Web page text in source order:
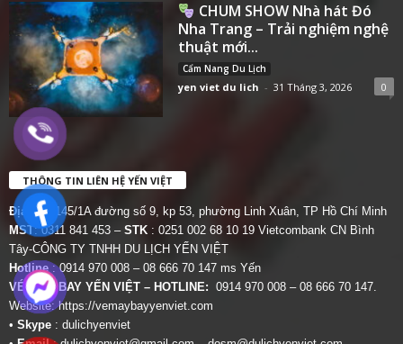
CHUM SHOW Nhà hát Đó
Nha Trang – Trải nghiệm nghệ
thuật mới...
Cẩm Nang Du Lịch
yen viet du lich - 31 Tháng 3, 2026 0
THÔNG TIN LIÊN HỆ YẾN VIỆT
Địa chỉ:
145/1A đường số 9, kp 53, phường Linh Xuân, TP Hồ Chí Minh
MST: 0311 841 453 – STK : 0251 002 68 10 19 Vietcombank CN Bình
Tây-CÔNG TY TNHH DU LỊCH YẾN VIỆT
Hotline : 0914 970 008 – 08 666 70 147 ms Yến
VÉ MÁY BAY YẾN VIỆT – HOTLINE: 0914 970 008 – 08 666 70 147.
Website:https://vemaybayyenviet.com
• Skype : dulichyenviet